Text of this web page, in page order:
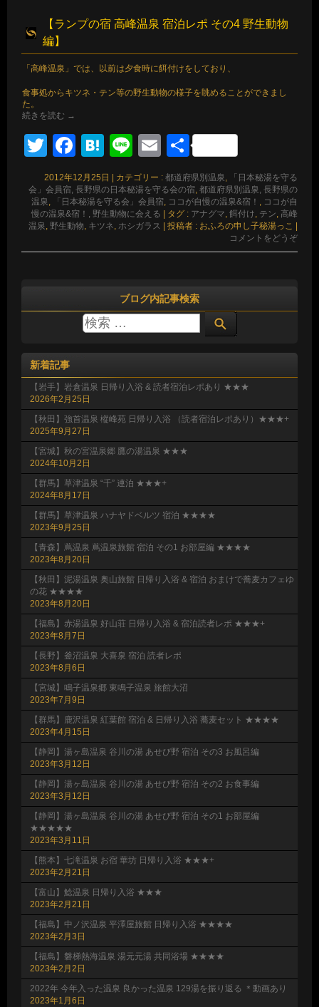
【 ランプの宿 高峰温泉 宿泊レポ その4 野生動物
編】
「高峰温泉」では、以前は夕食時に餌付けをしており、
食事処からキツネ・テン等の野生動物の様子を眺めることができまし
た。
続きを読む →
TwitterFacebook
Hatena
LineEmail
共
有
2012年12月25日 カテゴリー : 都道府県別温泉,
「日本秘湯を守る
会」会員宿, 長野県の日本秘湯を守る会の宿, 都道府県別温泉, 長野県の
温泉, 「日本秘湯を守る会」会員宿, ココが自慢の温泉&宿！ , ココが自
慢の温泉&宿！, 野生動物に会える
タグ : アナグマ, 餌付け, テン, 高峰
温泉, 野生動物, キツネ, ホシガラス 投稿者 : おふろの申し子秘湯っこ
コメントをどうぞ
ブログ内記事検索
新着記事
【岩手】岩倉温泉 日帰り入浴 & 読者宿泊レポあり ★★★
2026年2月25日
【秋田】強首温泉 樅峰苑 日帰り入浴 （読者宿泊レポあり）★★★+
2025年9月27日
【宮城】秋の宮温泉郷 鷹の湯温泉 ★★★
2024年10月2日
【群馬】草津温泉 “千” 連泊 ★★★+
2024年8月17日
【群馬】草津温泉 ハナヤドベルツ 宿泊 ★★★★
2023年9月25日
【青森】蔦温泉 蔦温泉旅館 宿泊 その1 お部屋編 ★★★★
2023年8月20日
【秋田】泥湯温泉 奥山旅館 日帰り入浴 & 宿泊 おまけで蕎麦カフェゆ
の花 ★★★★
2023年8月20日
【福島】赤湯温泉 好山荘 日帰り入浴 & 宿泊読者レポ ★★★+
2023年8月7日
【長野】釜沼温泉 大喜泉 宿泊 読者レポ
2023年8月6日
【宮城】鳴子温泉郷 東鳴子温泉 旅館大沼
2023年7月9日
【群馬】鹿沢温泉 紅葉館 宿泊 & 日帰り入浴 蕎麦セット ★★★★
2023年4月15日
【静岡】湯ヶ島温泉 谷川の湯 あせび野 宿泊 その3 お風呂編
2023年3月12日
【静岡】湯ヶ島温泉 谷川の湯 あせび野 宿泊 その2 お食事編
2023年3月12日
【静岡】湯ヶ島温泉 谷川の湯 あせび野 宿泊 その1 お部屋編
★★★★★
2023年3月11日
【熊本】七滝温泉 お宿 華坊 日帰り入浴 ★★★+
2023年2月21日
【富山】鯰温泉 日帰り入浴 ★★★
2023年2月21日
【福島】中ノ沢温泉 平澤屋旅館 日帰り入浴 ★★★★
2023年2月3日
【福島】磐梯熱海温泉 湯元元湯 共同浴場 ★★★★
2023年2月2日
2022年 今年入った温泉 良かった温泉 129湯を振り返る ＊動画あり
2023年1月6日